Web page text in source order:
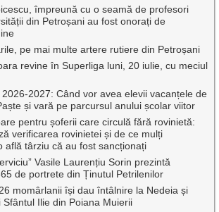
împreună cu o seamă de profesori
din Petroșani au fost onorați de
pe mai multe artere rutiere din Petroșani
revine în Superliga luni, 20 iulie, cu meciul
2027: Când vor avea elevii vacanțele de
și vară pe parcursul anului școlar viitor
pentru șoferii care circulă fără rovinietă:
verificarea rovinietei și de ce mulți
află târziu că au fost sancționați
Vasile Laurențiu Sorin prezintă
de portrete din Ținutul Petrilenilor
momârlanii își dau întâlnire la Nedeia și
Sfântul Ilie din Poiana Muierii